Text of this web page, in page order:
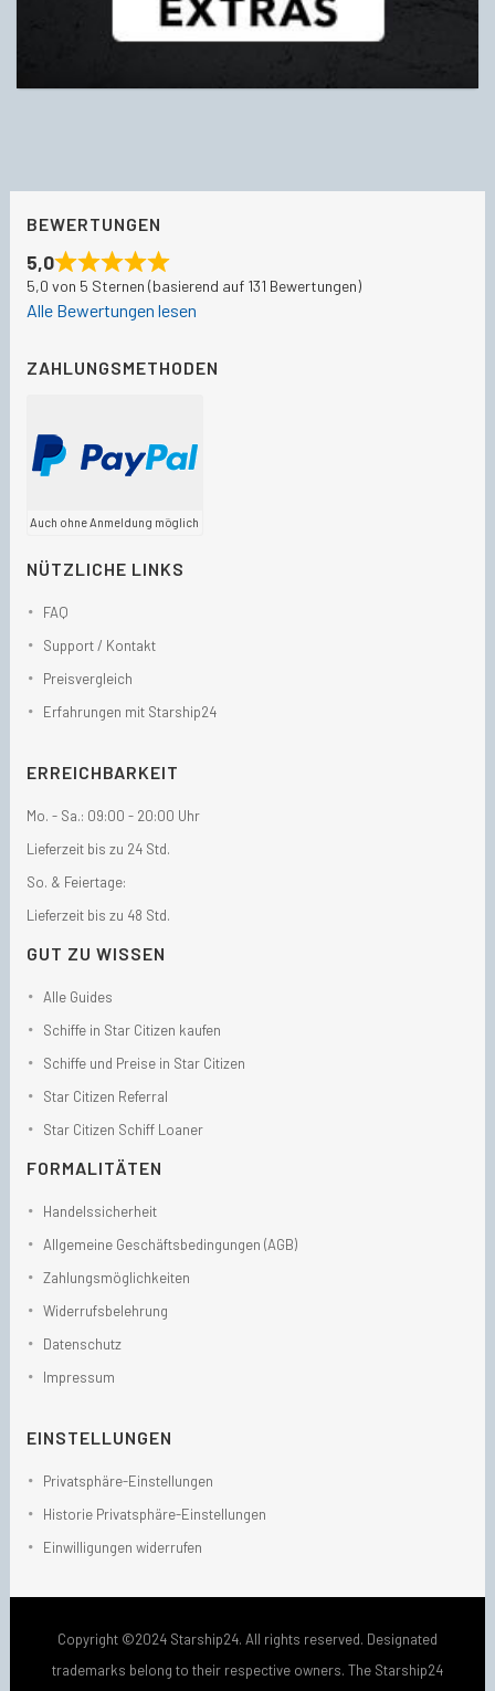
BEWERTUNGEN
5,0
5,0 von 5 Sternen (basierend auf 131 Bewertungen)
Alle Bewertungen lesen
ZAHLUNGSMETHODEN
Auch ohne Anmeldung möglich
NÜTZLICHE LINKS
FAQ
Support / Kontakt
Preisvergleich
Erfahrungen mit Starship24
ERREICHBARKEIT
Mo. - Sa.: 09:00 - 20:00 Uhr
Lieferzeit bis zu 24 Std.
So. & Feiertage:
Lieferzeit bis zu 48 Std.
GUT ZU WISSEN
Alle Guides
Schiffe in Star Citizen kaufen
Schiffe und Preise in Star Citizen
Star Citizen Referral
Star Citizen Schiff Loaner
FORMALITÄTEN
Handelssicherheit
Allgemeine Geschäftsbedingungen (AGB)
Zahlungsmöglichkeiten
Widerrufsbelehrung
Datenschutz
Impressum
EINSTELLUNGEN
Privatsphäre-Einstellungen
Historie Privatsphäre-Einstellungen
Einwilligungen widerrufen
Copyright ©2024 Starship24. All rights reserved. Designated
trademarks belong to their respective owners. The Starship24